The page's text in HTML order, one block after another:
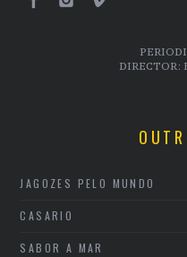
DIRECTOR:
JAGOZES PELO MUNDO
CASARIO
SABOR A MAR